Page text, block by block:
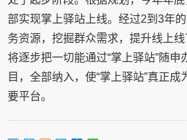
部实现掌上驿站上线。经过2到3年
务资源，挖掘群众需求，提升线上
将逐步把一切能通过“掌上驿站”随申
目，全部纳入，使“掌上驿站”真正
要平台。